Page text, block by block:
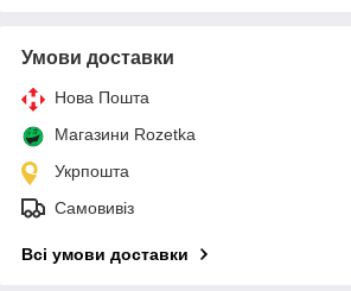
Умови доставки
Нова Пошта
Магазини Rozetka
Укрпошта
Самовивіз
Всі умови доставки